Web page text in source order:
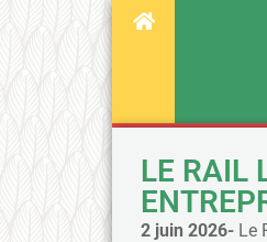
LE RAIL
2 juin 2026- Le